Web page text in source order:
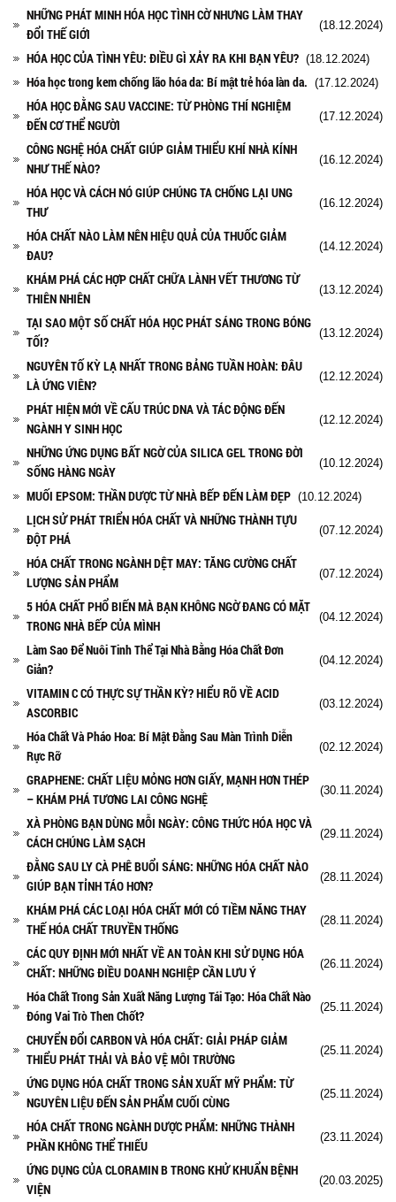
NHỮNG PHÁT MINH HÓA HỌC TÌNH CỜ NHƯNG LÀM THAY
ĐỔI THẾ GIỚI
(18.12.2024)
HÓA HỌC CỦA TÌNH YÊU: ĐIỀU GÌ XẢY RA KHI BẠN YÊU? (18.12.2024)
Hóa học trong kem chống lão hóa da: Bí mật trẻ hóa làn da. (17.12.2024)
HÓA HỌC ĐẰNG SAU VACCINE: TỪ PHÒNG THÍ NGHIỆM
ĐẾN CƠ THỂ NGƯỜI
(17.12.2024)
CÔNG NGHỆ HÓA CHẤT GIÚP GIẢM THIỂU KHÍ NHÀ KÍNH
NHƯ THẾ NÀO?
(16.12.2024)
HÓA HỌC VÀ CÁCH NÓ GIÚP CHÚNG TA CHỐNG LẠI UNG
THƯ
(16.12.2024)
HÓA CHẤT NÀO LÀM NÊN HIỆU QUẢ CỦA THUỐC GIẢM
ĐAU?
(14.12.2024)
KHÁM PHÁ CÁC HỢP CHẤT CHỮA LÀNH VẾT THƯƠNG TỪ
THIÊN NHIÊN
(13.12.2024)
TẠI SAO MỘT SỐ CHẤT HÓA HỌC PHÁT SÁNG TRONG BÓNG
TỐI?
(13.12.2024)
NGUYÊN TỐ KỲ LẠ NHẤT TRONG BẢNG TUẦN HOÀN: ĐÂU
LÀ ỨNG VIÊN?
(12.12.2024)
PHÁT HIỆN MỚI VỀ CẤU TRÚC DNA VÀ TÁC ĐỘNG ĐẾN
NGÀNH Y SINH HỌC
(12.12.2024)
NHỮNG ỨNG DỤNG BẤT NGỜ CỦA SILICA GEL TRONG ĐỜI
SỐNG HÀNG NGÀY
(10.12.2024)
MUỐI EPSOM: THẦN DƯỢC TỪ NHÀ BẾP ĐẾN LÀM ĐẸP (10.12.2024)
LỊCH SỬ PHÁT TRIỂN HÓA CHẤT VÀ NHỮNG THÀNH TỰU
ĐỘT PHÁ
(07.12.2024)
HÓA CHẤT TRONG NGÀNH DỆT MAY: TĂNG CƯỜNG CHẤT
LƯỢNG SẢN PHẨM
(07.12.2024)
5 HÓA CHẤT PHỔ BIẾN MÀ BẠN KHÔNG NGỜ ĐANG CÓ MẶT
TRONG NHÀ BẾP CỦA MÌNH
(04.12.2024)
Làm Sao Để Nuôi Tinh Thể Tại Nhà Bằng Hóa Chất Đơn
Giản?
(04.12.2024)
VITAMIN C CÓ THỰC SỰ THẦN KỲ? HIỂU RÕ VỀ ACID
ASCORBIC
(03.12.2024)
Hóa Chất Và Pháo Hoa: Bí Mật Đằng Sau Màn Trình Diễn
Rực Rỡ
(02.12.2024)
GRAPHENE: CHẤT LIỆU MỎNG HƠN GIẤY, MẠNH HƠN THÉP
– KHÁM PHÁ TƯƠNG LAI CÔNG NGHỆ
(30.11.2024)
XÀ PHÒNG BẠN DÙNG MỖI NGÀY: CÔNG THỨC HÓA HỌC VÀ
CÁCH CHÚNG LÀM SẠCH
(29.11.2024)
ĐẰNG SAU LY CÀ PHÊ BUỔI SÁNG: NHỮNG HÓA CHẤT NÀO
GIÚP BẠN TỈNH TÁO HƠN?
(28.11.2024)
KHÁM PHÁ CÁC LOẠI HÓA CHẤT MỚI CÓ TIỀM NĂNG THAY
THẾ HÓA CHẤT TRUYỀN THỐNG
(28.11.2024)
CÁC QUY ĐỊNH MỚI NHẤT VỀ AN TOÀN KHI SỬ DỤNG HÓA
CHẤT: NHỮNG ĐIỀU DOANH NGHIỆP CẦN LƯU Ý
(26.11.2024)
Hóa Chất Trong Sản Xuất Năng Lượng Tái Tạo: Hóa Chất Nào
Đóng Vai Trò Then Chốt?
(25.11.2024)
CHUYỂN ĐỔI CARBON VÀ HÓA CHẤT: GIẢI PHÁP GIẢM
THIỂU PHÁT THẢI VÀ BẢO VỆ MÔI TRƯỜNG
(25.11.2024)
ỨNG DỤNG HÓA CHẤT TRONG SẢN XUẤT MỸ PHẨM: TỪ
NGUYÊN LIỆU ĐẾN SẢN PHẨM CUỐI CÙNG
(25.11.2024)
HÓA CHẤT TRONG NGÀNH DƯỢC PHẨM: NHỮNG THÀNH
PHẦN KHÔNG THỂ THIẾU
(23.11.2024)
ỨNG DỤNG CỦA CLORAMIN B TRONG KHỬ KHUẨN BỆNH
VIỆN
(20.03.2025)